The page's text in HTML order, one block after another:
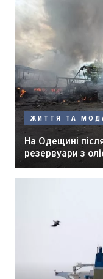
ЖИТТЯ ТА
На Одещині
резервуари з